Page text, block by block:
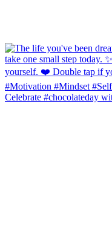
Celebrate #chocolateday